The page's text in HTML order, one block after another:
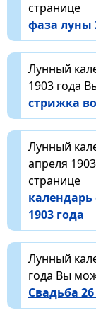
странице
фаза луны
Лунный
1903 года
стрижка
Лунный
апреля
странице
календарь
1903 года
Лунный
года Вы
Свадьба